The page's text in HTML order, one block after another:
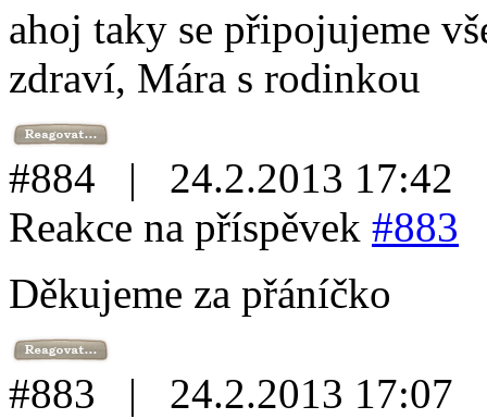
ahoj taky se připojujeme
zdraví, Mára s rodinkou
#884 | 24.2.2013
Reakce na příspěvek #883
Děkujeme za přáníčko
#883 | 24.2.2013